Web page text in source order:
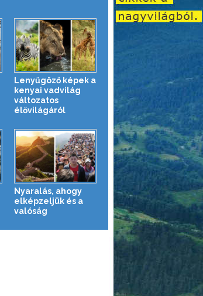
Lenyűgöző képek a
kenyai vadvilág
változatos
élővilágáról
Nyaralás, ahogy
elképzeljük és a
valóság